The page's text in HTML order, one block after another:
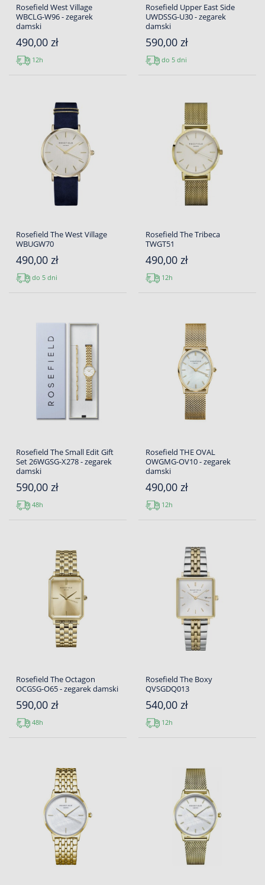
Rosefield West Village
WBCLG-W96 - zegarek
damski
490,00 zł
12h
Rosefield Upper East Side
UWDSSG-U30 - zegarek
damski
590,00 zł
do 5 dni
Rosefield The West Village
WBUGW70
490,00 zł
do 5 dni
Rosefield The Tribeca
TWGT51
490,00 zł
12h
Rosefield The Small Edit Gift
Set 26WGSG-X278 - zegarek
damski
590,00 zł
48h
Rosefield THE OVAL
OWGMG-OV10 - zegarek
damski
490,00 zł
12h
Rosefield The Octagon
OCGSG-O65 - zegarek damski
590,00 zł
48h
Rosefield The Boxy
QVSGDQ013
540,00 zł
12h